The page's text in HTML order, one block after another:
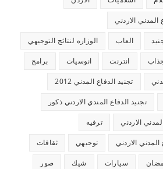
المدني الاردني
العاب الوزاره لنتائج التوجيهي
انترنت انوسيات برامج
تجنيد الدفاع المدني 2012
تجنيد الدفاع المندي الاردني ذكور
الاردني ترفيه
الاردني توجيهي ثقافات
سيارات شيك صور